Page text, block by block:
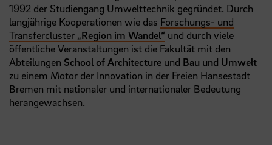
1992 der Studiengang Umwelttechnik gegründet. Durch
langjährige Kooperationen wie das Forschungs- und
Transfercluster „Region im Wandel“ und durch viele
öffentliche Veranstaltungen ist die Fakultät mit den
Abteilungen School of Architecture und Bau und Umwelt
zu einem Motor der Innovation in der Freien Hansestadt
Bremen mit nationaler und internationaler Bedeutung
herangewachsen.